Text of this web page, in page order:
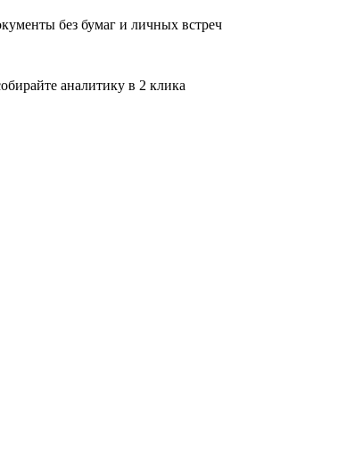
без бумаг и личных встреч
аналитику в 2 клика